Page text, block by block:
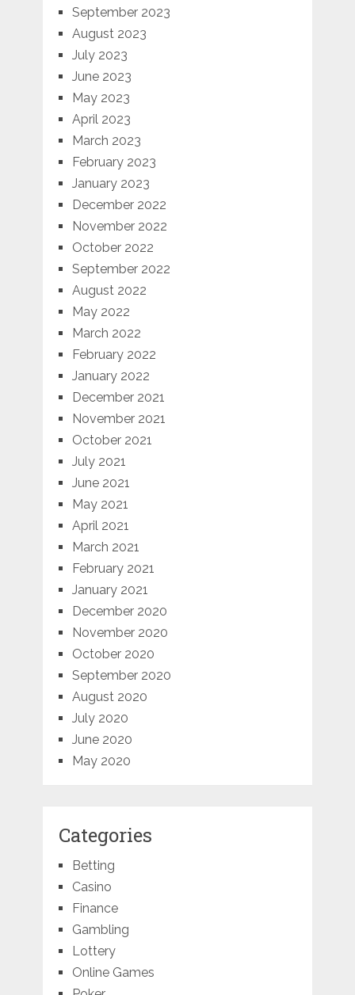
September 2023
August 2023
July 2023
June 2023
May 2023
April 2023
March 2023
February 2023
January 2023
December 2022
November 2022
October 2022
September 2022
August 2022
May 2022
March 2022
February 2022
January 2022
December 2021
November 2021
October 2021
July 2021
June 2021
May 2021
April 2021
March 2021
February 2021
January 2021
December 2020
November 2020
October 2020
September 2020
August 2020
July 2020
June 2020
May 2020
Categories
Betting
Casino
Finance
Gambling
Lottery
Online Games